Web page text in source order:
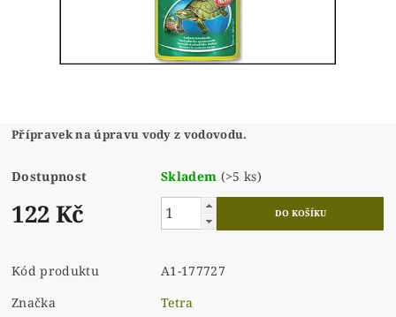
Přípravek na úpravu vody z vodovodu.
Dostupnost Skladem (>5 ks)
122 Kč
Kód produktu
A1-177727
Značka
Tetra